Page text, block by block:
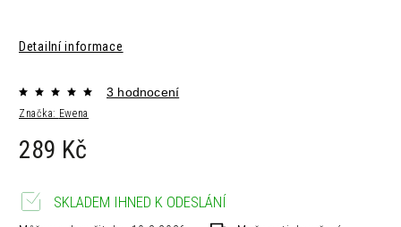
Detailní informace
Značka: Ewena
3 hodnocení
289 Kč
SKLADEM IHNED K ODESLÁNÍ